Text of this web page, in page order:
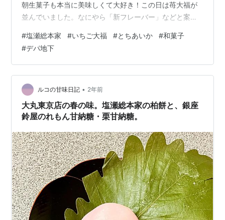
朝生菓子も本当に美味しくて大好き！この日は苺大福が
並んでいました。なにやら「新フレーバー」などと案内
味しいので、まあ新でも旧でもなんでもお持ち帰りです
（笑） 苺大福 1個 ¥454（税込） 消費期限 当日薄紅色の
可愛らしい餅生地、もう見ただけで美味しそう！しっか
りと弾力がある餅生地の味わいがとっても好み！いちご
は「とちあいか」を使用。甘さと酸っぱさのバランスが
よく、とにかくジューシー！ 大手亡…
#塩瀬総本家 #いちご大福 #とちあいか #和菓子
#デパ地下
ルコの甘味日記 • 2年前
大丸東京店の春の味。塩瀬総本家の柏餅と、銀座
鈴屋のれもん甘納糖・栗甘納糖。